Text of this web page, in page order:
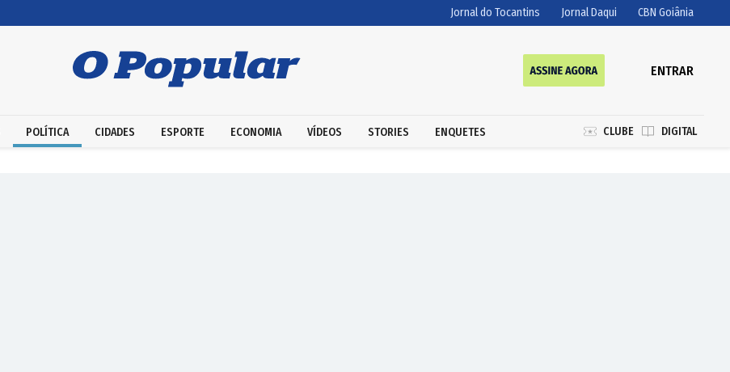
Jornal do Tocantins Jornal Daqui CBN Goiânia
ENTRAR
POLÍTICA CIDADES ESPORTE ECONOMIA VÍDEOS STORIES ENQUETES CLUBE DIGITAL